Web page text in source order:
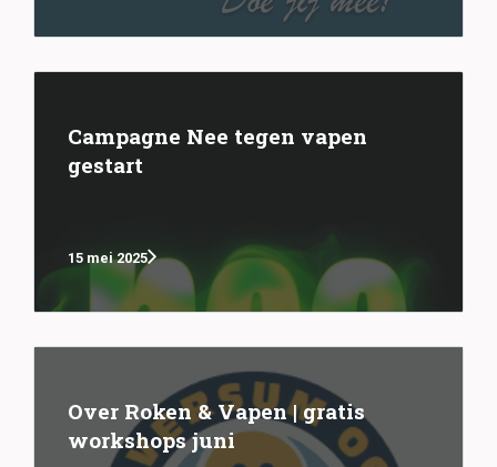
Campagne Nee tegen vapen
gestart
15 mei 2025
Over Roken & Vapen | gratis
workshops juni